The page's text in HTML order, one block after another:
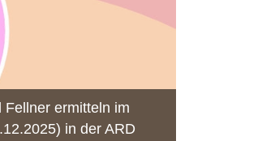
Fellner ermitteln im
in der ARD